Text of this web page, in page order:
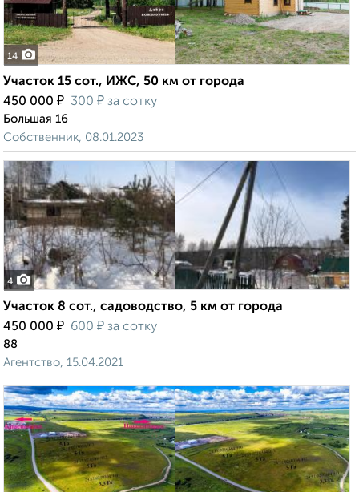
14
Участок 15 сот., ИЖС, 50 км от города
450 000 ₽ 300 ₽ за сотку
Большая 16
Собственник, 08.01.2023
4
Участок 8 сот., садоводство, 5 км от города
450 000 ₽ 600 ₽ за сотку
88
Агентство, 15.04.2021